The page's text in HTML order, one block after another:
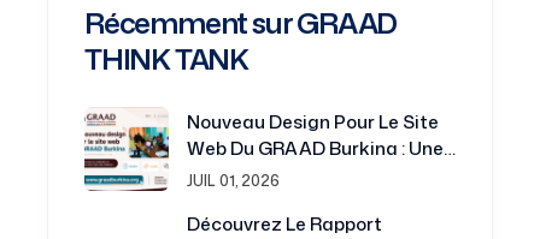
Récemment sur GRAAD
THINK TANK
Nouveau Design Pour Le Site
Web Du GRAAD Burkina : Une
Plateforme Renouvelée Au
Développement
JUIL 01, 2026
Découvrez Le Rapport